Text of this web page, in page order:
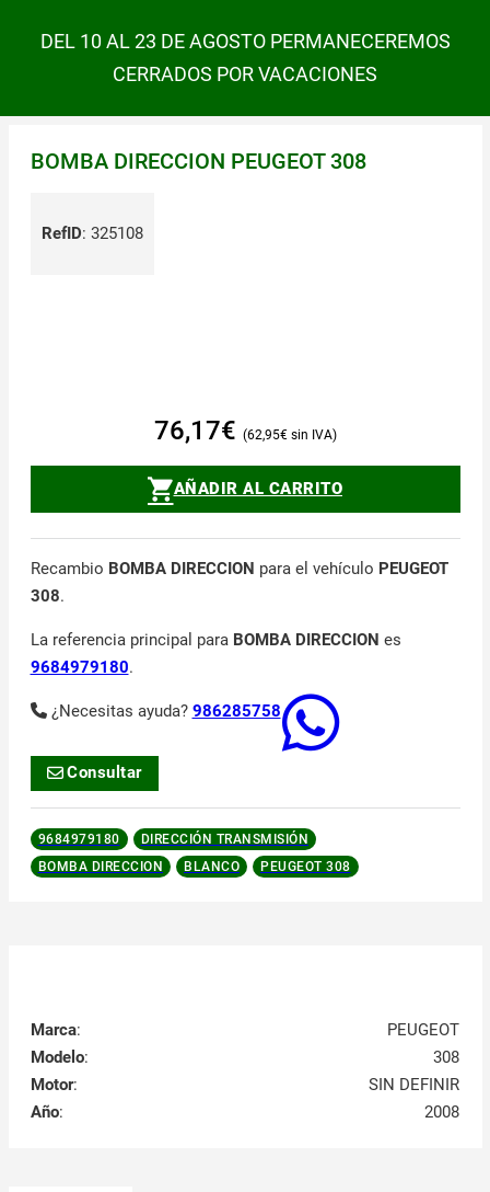
DEL 10 AL 23 DE AGOSTO PERMANECEREMOS
CERRADOS POR VACACIONES
BOMBA DIRECCION PEUGEOT 308
RefID: 325108
76,17€ 62,95€
AÑADIR AL CARRITO
Recambio BOMBA DIRECCION para el vehículo PEUGEOT
308.
La referencia principal para BOMBA DIRECCION es
9684979180.
¿Necesitas ayuda? 986285758
Consultar
9684979180
DIRECCIÓN TRANSMISIÓN
BOMBA DIRECCION
BLANCO PEUGEOT 308
Marca:
PEUGEOT
Modelo:
308
Motor:
SIN DEFINIR
Año: 2008